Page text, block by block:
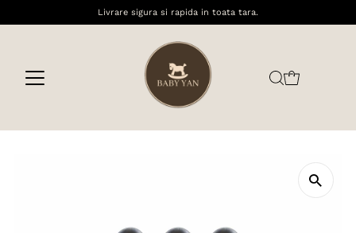
Livrare sigura si rapida in toata tara.